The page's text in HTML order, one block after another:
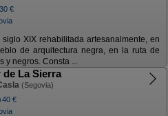
30 €
XIX rehabilitada artesanalmente, en
de arquitectura negra, en la ruta de
y negros. Consta ...
de La Sierra
(Segovia)
40 €